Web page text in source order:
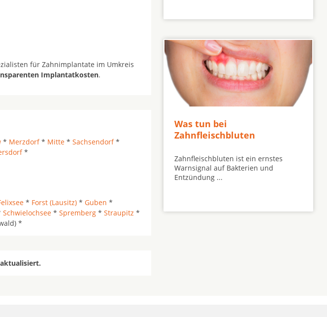
für Zahnimplantate im Umkreis
Implantatkosten.
* Merzdorf* Mitte * Sachsendorf*
*
* Forst (Lausitz) * Guben *
Schwielochsee * Spremberg * Straupitz *
*
Was tun bei
Zahnfleischbluten
Zahnfleischbluten ist ein ernstes
Warnsignal auf Bakterien und
Entzündung ...